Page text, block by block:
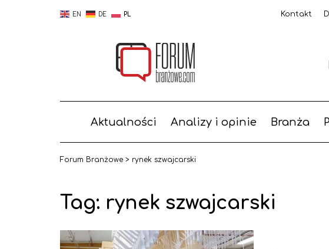
EN DE PL Kontakt
Aktualności Analizy i opinie Branża
Forum Branżowe > rynek szwajcarski
Tag: rynek szwajcarski